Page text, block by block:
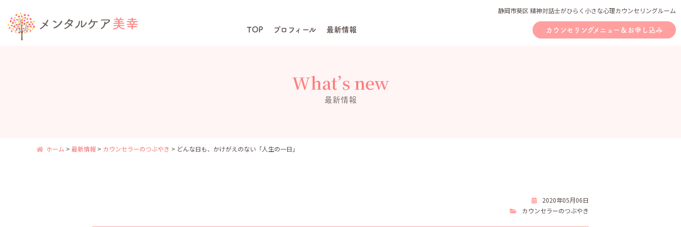
静岡市葵区 精神対話士がひらく小さな心理カウンセリングルーム
TOP プロフィール 最新情報 カウンセリングメニュー＆お申し込み
What’s new
最新情報
ホーム > 最新情報 > カウンセラーのつぶやき > どんな日も、かけがえのない「人生の一日」
2020年05月06日
カウンセラーのつぶやき